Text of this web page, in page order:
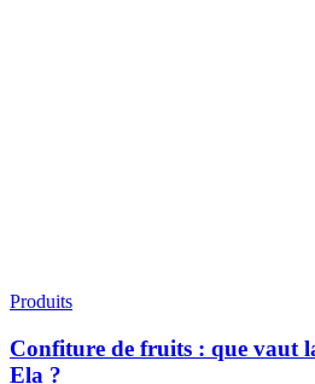
Produits
Confiture de fruits : que vaut
Ela ?